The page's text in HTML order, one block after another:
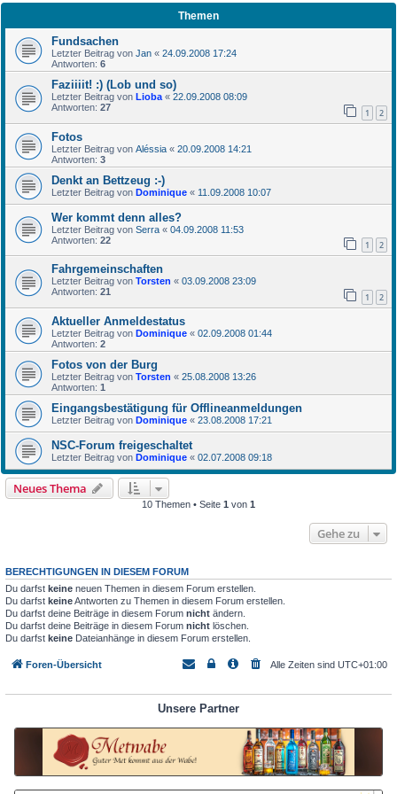
Themen
Fundsachen
Letzter Beitrag von Jan « 24.09.2008 17:24
Antworten: 6
Faziiiit! :) (Lob und so)
Letzter Beitrag von Lioba « 22.09.2008 08:09
Antworten: 27 1 2
Fotos
Letzter Beitrag von Aléssia « 20.09.2008 14:21
Antworten: 3
Denkt an Bettzeug :-)
Letzter Beitrag von Dominique « 11.09.2008 10:07
Wer kommt denn alles?
Letzter Beitrag von Serra « 04.09.2008 11:53
Antworten: 22 1 2
Fahrgemeinschaften
Letzter Beitrag von Torsten « 03.09.2008 23:09
Antworten: 21 1 2
Aktueller Anmeldestatus
Letzter Beitrag von Dominique « 02.09.2008 01:44
Antworten: 2
Fotos von der Burg
Letzter Beitrag von Torsten « 25.08.2008 13:26
Antworten: 1
Eingangsbestätigung für Offlineanmeldungen
Letzter Beitrag von Dominique « 23.08.2008 17:21
NSC-Forum freigeschaltet
Letzter Beitrag von Dominique « 02.07.2008 09:18
Neues Thema
10 Themen • Seite 1 von 1
Gehe zu
BERECHTIGUNGEN IN DIESEM FORUM
Du darfst keine neuen Themen in diesem Forum erstellen.
Du darfst keineAntworten zu Themen in diesem Forum erstellen.
Du darfst deine Beiträge in diesem Forum nicht ändern.
Du darfst deine Beiträge in diesem Forum nicht löschen.
Du darfst keine Dateianhänge in diesem Forum erstellen.
Foren-Übersicht Alle Zeiten sind UTC+01:00
Unsere Partner